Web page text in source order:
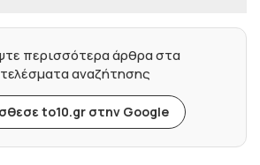
περισσότερα άρθρα στα
αναζήτησης
to10.gr στην Google